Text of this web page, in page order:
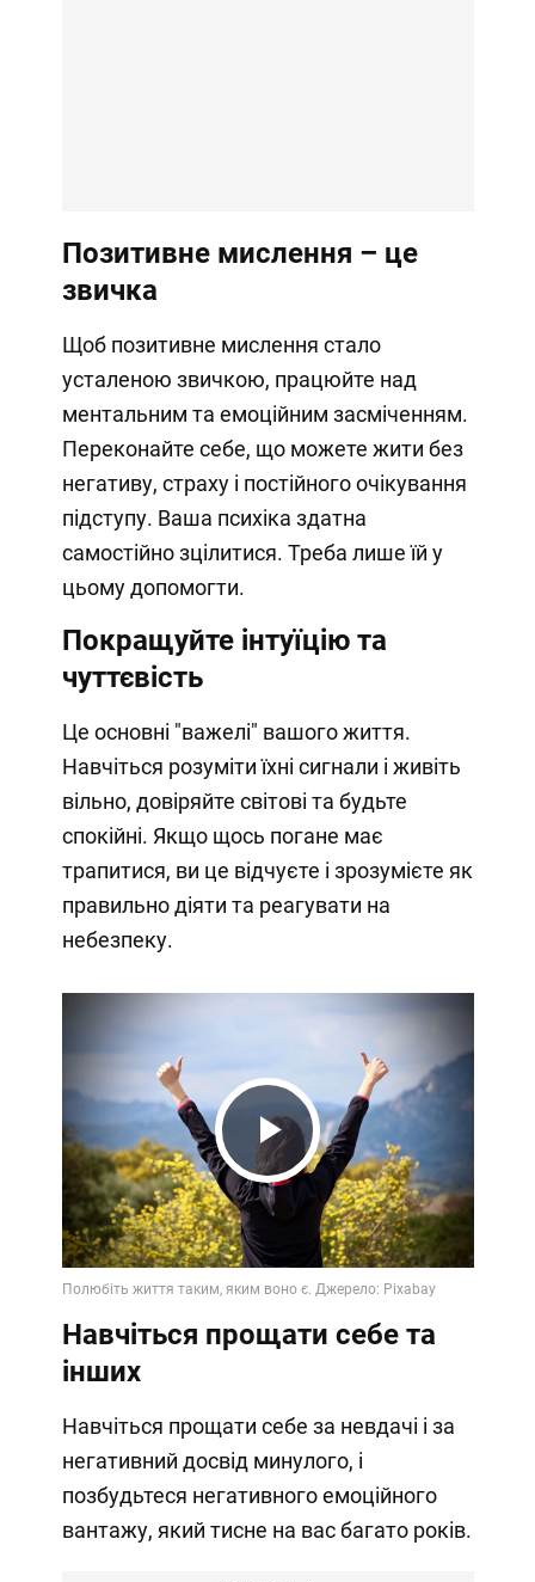
Позитивне мислення – це
звичка
Щоб позитивне мислення стало
усталеною звичкою, працюйте над
ментальним та емоційним засміченням.
Переконайте себе, що можете жити без
негативу, страху і постійного очікування
підступу. Ваша психіка здатна
самостійно зцілитися. Треба лише їй у
цьому допомогти.
Покращуйте інтуїцію та
чуттєвість
Це основні "важелі" вашого життя.
Навчіться розуміти їхні сигнали і живіть
вільно, довіряйте світові та будьте
спокійні. Якщо щось погане має
трапитися, ви це відчуєте і зрозумієте як
правильно діяти та реагувати на
небезпеку.
Play
Video
Навчіться прощати себе та
інших
Навчіться прощати себе за невдачі і за
негативний досвід минулого, і
позбудьтеся негативного емоційного
вантажу, який тисне на вас багато років.